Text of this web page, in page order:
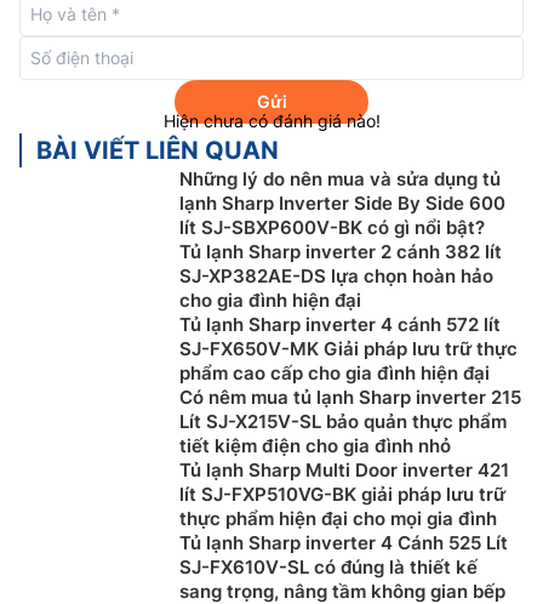
Công nghệ làm lạnh đa chiều
Tủ lạnh Sharp inverterSJ-BF330V-SL được trang bị
công nghệ làm lạnh đa chiều Multi Airflow với các
luồng khí lạnh thổi ra từ nhiều vị trí bên trong tủ giúp
cho các ngăn tủ được làm lạnh đồng đều. Bạn sẽ
không phải lo lắng thực phẩm của mình bị hư hỏng do
không nhận được đủ hơi lạnh.
Gửi
Hiện chưa có đánh giá nào!
BÀI VIẾT LIÊN QUAN
Những lý do nên mua và sửa dụng tủ
lạnh Sharp Inverter Side By Side 600
lít SJ-SBXP600V-BK có gì nổi bật?
Tủ lạnh Sharp inverter 2 cánh 382 lít
SJ-XP382AE-DS lựa chọn hoàn hảo
cho gia đình hiện đại
Tủ lạnh Sharp inverter 4 cánh 572 lít
SJ-FX650V-MK Giải pháp lưu trữ thực
phẩm cao cấp cho gia đình hiện đại
Có nêm mua tủ lạnh Sharp inverter 215
Lít SJ-X215V-SL bảo quản thực phẩm
tiết kiệm điện cho gia đình nhỏ
Tủ lạnh Sharp Multi Door inverter 421
lít SJ-FXP510VG-BK giải pháp lưu trữ
thực phẩm hiện đại cho mọi gia đình
Tủ lạnh Sharp inverter 4 Cánh 525 Lít
SJ-FX610V-SL có đúng là thiết kế
sang trọng, nâng tầm không gian bếp